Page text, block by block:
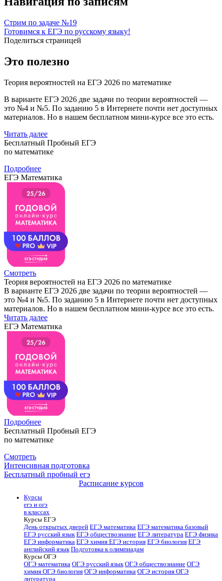
Стрим по задаче №19
Готовимся к ЕГЭ по русскому языку!
Поделиться страницей
Это полезно
Теория вероятностей на ЕГЭ 2026 по математике
В варианте ЕГЭ 2026 две задачи по теории вероятностей —
это №4 и №5. По заданию 5 в Интернете почти нет доступных
материалов. Но в нашем бесплатном мини-курсе все это есть.
Читать далее
Бесплатный Пробный ЕГЭ
по математике
Подробнее
ЕГЭ Математика
Смотреть
Теория вероятностей на ЕГЭ 2026 по математике
В варианте ЕГЭ 2026 две задачи по теории вероятностей —
это №4 и №5. По заданию 5 в Интернете почти нет доступных
материалов. Но в нашем бесплатном мини-курсе все это есть.
Читать далее
ЕГЭ Математика
Подробнее
Бесплатный Пробный ЕГЭ
по математике
Смотреть
Интенсивная подготовка
Бесплатный пробный егэ
Расписание курсов
Курсы
егэ и огэ
в классах
Курсы ЕГЭ
День открытых дверей ЕГЭ математика ЕГЭ математика базовый
ЕГЭ русский язык ЕГЭ обществознание ЕГЭ литература ЕГЭ физика
ЕГЭ информатика ЕГЭ химия ЕГЭ история ЕГЭ биология ЕГЭ
английский язык Подготовка к олимпиадам
Курсы ОГЭ
ОГЭ математика ОГЭ русский язык ОГЭ обществознание ОГЭ
химия ОГЭ биология ОГЭ информатика ОГЭ история ОГЭ
литература